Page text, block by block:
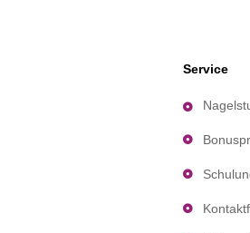
Service